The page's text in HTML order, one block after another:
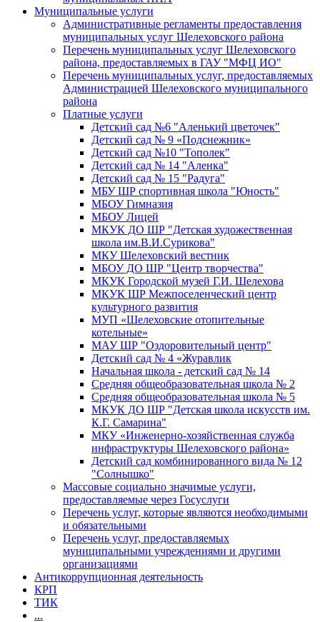
Муниципальные услуги
Административные регламенты предоставления
муниципальных услуг Шелеховского района
Перечень муниципальных услуг Шелеховского
района, предоставляемых в ГАУ "МФЦ ИО"
Перечень муниципальных услуг, предоставляемых
Администрацией Шелеховского муниципального
района
Платные услуги
Детский сад №6 "Аленький цветочек"
Детский сад № 9 «Подснежник»
Детский сад №10 "Тополек"
Детский сад № 14 "Аленка"
Детский сад № 15 "Радуга"
МБУ ШР спортивная школа "Юность"
МБОУ Гимназия
МБОУ Лицей
МКУК ДО ШР "Детская художественная
школа им.В.И.Сурикова"
МКУ Шелеховский вестник
МБОУ ДО ШР "Центр творчества"
МКУК Городской музей Г.И. Шелехова
МКУК ШР Межпоселенческий центр
культурного развития
МУП «Шелеховские отопительные
котельные»
МАУ ШР "Оздоровительный центр"
Детский сад № 4 «Журавлик
Начальная школа - детский сад № 14
Средняя общеобразовательная школа № 2
Средняя общеобразовательная школа № 5
МКУК ДО ШР "Детская школа искусств им.
К.Г. Самарина"
МКУ «Инженерно-хозяйственная служба
инфраструктуры Шелеховского района»
Детский сад комбинированного вида № 12
"Солнышко"
Массовые социально значимые услуги,
предоставляемые через Госуслуги
Перечень услуг, которые являются необходимыми
и обязательными
Перечень услуг, предоставляемых
муниципальными учреждениями и другими
организациями
Антикоррупционная деятельность
КРП
ТИК
...